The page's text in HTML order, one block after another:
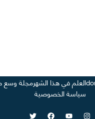
العلم في هذا الشهرمجلة
سياسة الخصوصية